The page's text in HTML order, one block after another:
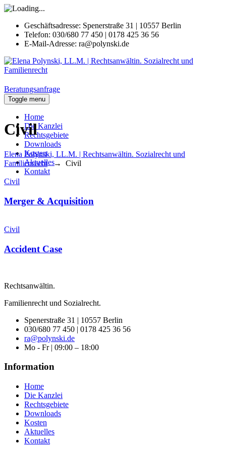
Geschäftsadresse: Spenerstraße 31 | 10557 Berlin
Telefon: 030/680 77 450 | 0178 425 36 56
E-Mail-Adresse: ra@polynski.de
Beratungsanfrage
Toggle menu
Home
Die Kanzlei
Rechtsgebiete
Downloads
Kosten
Aktuelles
Kontakt
Civil
Elena Polynski, LL.M. | Rechtsanwältin. Sozialrecht und
Familienrecht → Civil
Civil
Merger & Acquisition
Civil
Accident Case
Rechtsanwältin.
Familienrecht und Sozialrecht.
Spenerstraße 31 | 10557 Berlin
030/680 77 450 | 0178 425 36 56
ra@polynski.de
Mo - Fr | 09:00 – 18:00
Information
Home
Die Kanzlei
Rechtsgebiete
Downloads
Kosten
Aktuelles
Kontakt